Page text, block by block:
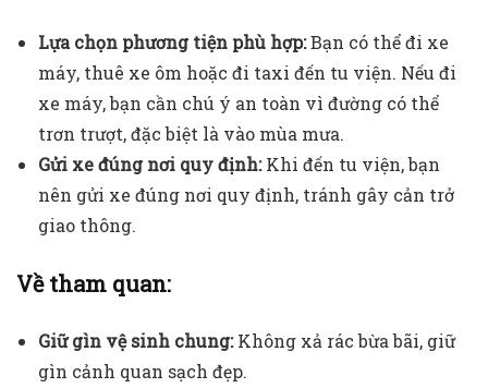
Lựa chọn phương tiện phù hợp:Bạn có thể đi xe
máy, thuê xe ôm hoặc đi taxi đến tu viện. Nếu đi
xe máy, bạn cần chú ý an toàn vì đường có thể
trơn trượt, đặc biệt là vào mùa mưa.
Gửi xe đúng nơi quy định:Khi đến tu viện, bạn
nên gửi xe đúng nơi quy định, tránh gây cản trở
giao thông.
Về tham quan:
Giữ gìn vệ sinh chung:Không xả rác bừa bãi, giữ
gìn cảnh quan sạch đẹp.